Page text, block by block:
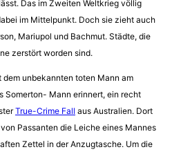
Das im Zweiten Weltkrieg völlig
im Mittelpunkt. Doch sie zieht auch
Mariupol und Bachmut. Städte, die
zerstört worden sind.
unbekannten toten Mann am
Somerton- Mann erinnert, ein recht
True-Crime Fall aus Australien. Dort
Passanten die Leiche eines Mannes
Zettel in der Anzugtasche. Um die